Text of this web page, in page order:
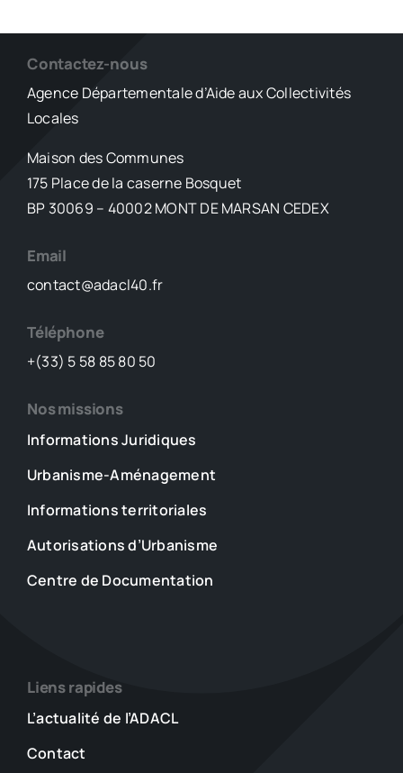
Contactez-nous
Agence Départementale d’Aide aux Collectivités
Locales
Maison des Communes
175 Place de la caserne Bosquet
BP 30069 – 40002 MONT DE MARSAN CEDEX
Email
contact@adacl40.fr
Téléphone
+(33) 5 58 85 80 50
Nos missions
Informations Juridiques
Urbanisme-Aménagement
Informations territoriales
Autorisations d’Urbanisme
Centre de Documentation
Liens rapides
L’actualité de l’ADACL
Contact